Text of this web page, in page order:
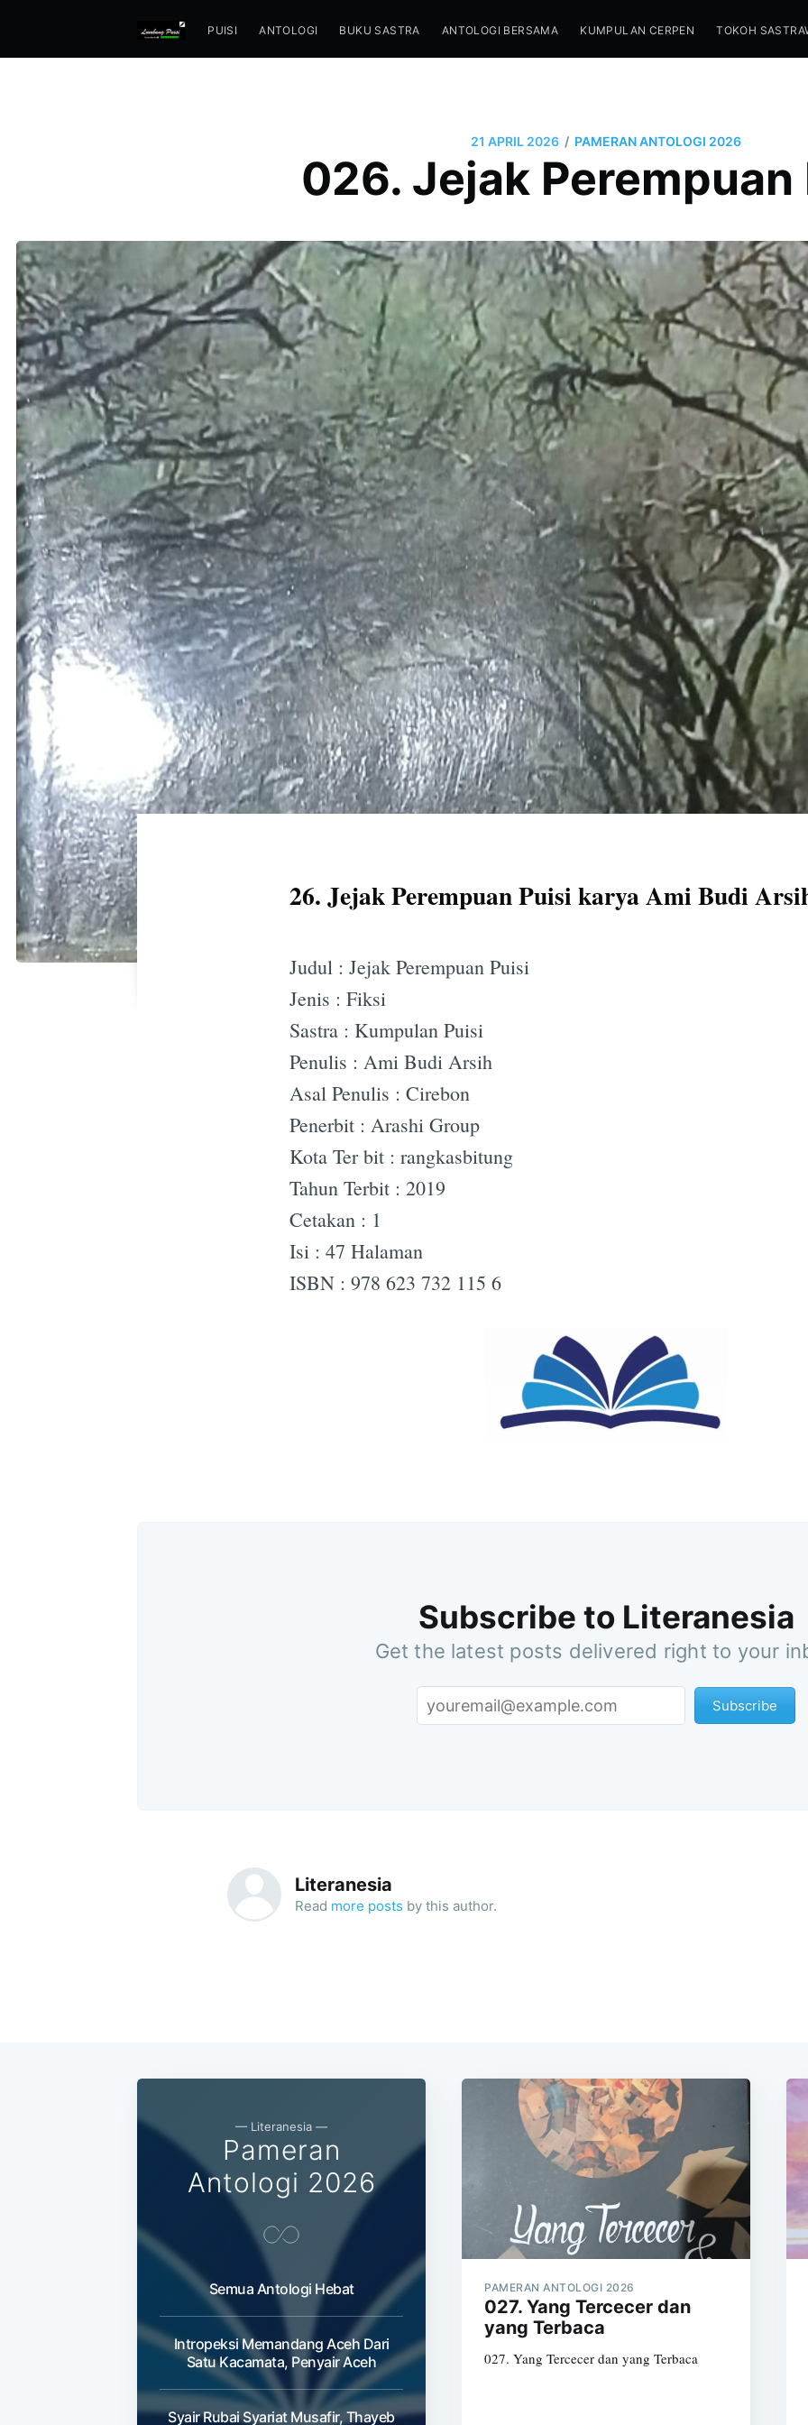
PUISI ANTOLOGI BUKU SASTRA ANTOLOGI BERSAMA KUMPULAN CERPEN TOKOH
21 APRIL 2026 / PAMERAN ANTOLOGI 2026
026. Jejak Perempuan
26. Jejak Perempuan Puisi karya Ami Budi
Judul : Jejak Perempuan Puisi
Jenis : Fiksi
Sastra : Kumpulan Puisi
Penulis : Ami Budi Arsih
Asal Penulis : Cirebon
Penerbit : Arashi Group
Kota Ter bit : rangkasbitung
Tahun Terbit : 2019
Cetakan : 1
Isi : 47 Halaman
ISBN : 978 623 732 115 6
Subscribe to Literanesia
Get the latest posts delivered right to your
Subscribe
Literanesia
Read more posts by this author.
— Literanesia —
Pameran
Antologi 2026
Semua Antologi Hebat
Intropeksi Memandang Aceh Dari
Satu Kacamata, Penyair Aceh
Syair Rubai Syariat Musafir, Thayeb
PAMERAN ANTOLOGI 2026
027. Yang Tercecer dan
yang Terbaca
027. Yang Tercecer dan yang Terbaca